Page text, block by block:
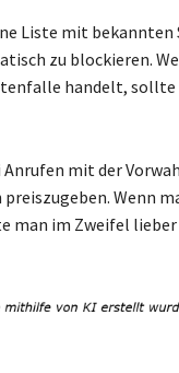
Liste mit
zu blockieren.
handelt, sollte
mit der
Wenn
man im Zweifel